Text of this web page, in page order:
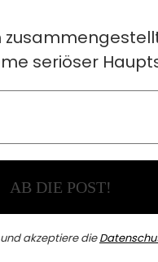
seriöser
akzeptiere die